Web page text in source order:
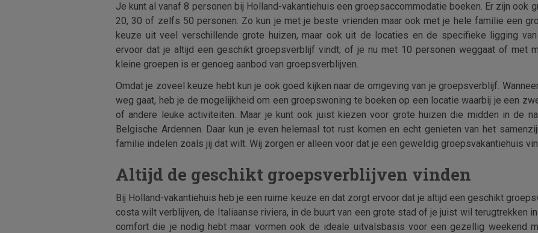
Je kunt al vanaf 8 personen bij Holland-vakantiehuis een groepsaccommodatie boeken. Er zijn ook
20, 30 of zelfs 50 personen. Zo kun je met je beste vrienden maar ook met je hele familie een
keuze uit veel verschillende grote huizen, maar ook uit de locaties en de specifieke ligging
ervoor dat je altijd een geschikt groepsverblijf vindt; of je nu met 10 personen weggaat of met
kleine groepen is er genoeg aanbod van groepsverblijven.
Omdat je zoveel keuze hebt kun je ook goed kijken naar de omgeving van je groepsverblijf.
weg gaat, heb je de mogelijkheid om een groepswoning te boeken op een locatie waarbij je een
of andere leuke activiteiten. Maar je kunt ook juist kiezen voor grote huizen die midden in de
Belgische Ardennen. Daar kun je even helemaal tot rust komen en echt genieten van het
familie indelen zoals jij dat wilt. Wij zorgen er alleen voor dat je een geweldig groepsvakantiehuis
Altijd de geschikt groepsverblijven vinden
Bij Holland-vakantiehuis heb je een ruime keuze en dat zorgt ervoor dat je altijd een geschikt
costa wilt verblijven, de Italiaanse riviera, in de buurt van een grote stad of je juist wil terugtrekken
comfort die je nodig hebt maar vormen ook de ideale uitvalsbasis voor een gezellig weekend